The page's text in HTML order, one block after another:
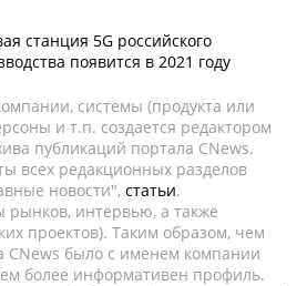
станция 5G российского
появится в 2021 году
системы (продукта или
и т.п. создается редактором
публикаций портала CNews.
всех редакционных разделов
новости", статьи,
рынков, интервью, а также
проектов). Таким образом, чем
CNews было с именем компании
более информативен профиль.